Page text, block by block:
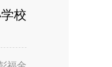
校